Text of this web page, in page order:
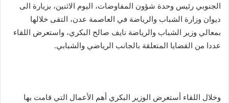
الجنوبي رئيس وحدة شؤون المفاوضات، اليوم الاثنين، بزيارة الى
ديوان وزارة الشباب والرياضة في العاصمة عدن، التقى خلالها
بمعالي وزير الشباب والرياضة نايف صالح البكري، واستعرض اللقاء
عددا من القضايا المتعلقة بالجانب الرياضي والشبابي.
وخلال اللقاء أستعرض الوزير البكري أهم الأعمال التي قامت بها